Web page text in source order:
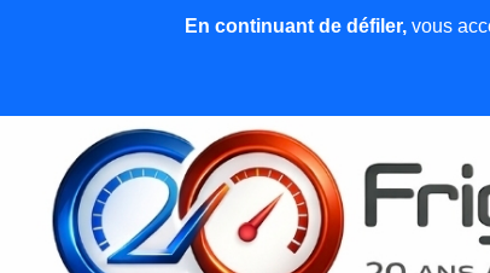
News et
En continuant de défiler,vous